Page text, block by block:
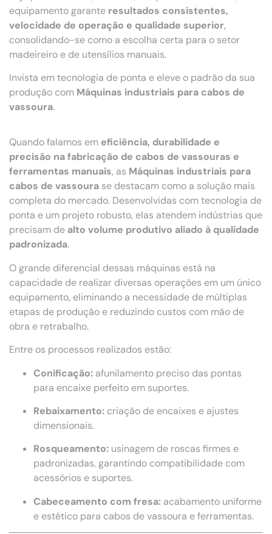
equipamento garante resultados consistentes,
velocidade de operação e qualidade superior,
consolidando-se como a escolha certa para o setor
madeireiro e de utensílios manuais.
Invista em tecnologia de ponta e eleve o padrão da sua
produção com Máquinas industriais para cabos de
vassoura.
Quando falamos em eficiência, durabilidade e
precisão na fabricação de cabos de vassouras e
ferramentas manuais, as Máquinas industriais para
cabos de vassoura se destacam como a solução mais
completa do mercado. Desenvolvidas com tecnologia de
ponta e um projeto robusto, elas atendem indústrias que
precisam de alto volume produtivo aliado à qualidade
padronizada.
O grande diferencial dessas máquinas está na
capacidade de realizar diversas operações em um único
equipamento, eliminando a necessidade de múltiplas
etapas de produção e reduzindo custos com mão de
obra e retrabalho.
Entre os processos realizados estão:
Conificação: afunilamento preciso das pontas
para encaixe perfeito em suportes.
Rebaixamento: criação de encaixes e ajustes
dimensionais.
Rosqueamento: usinagem de roscas firmes e
padronizadas, garantindo compatibilidade com
acessórios e suportes.
Cabeceamento com fresa: acabamento uniforme
e estético para cabos de vassoura e ferramentas.